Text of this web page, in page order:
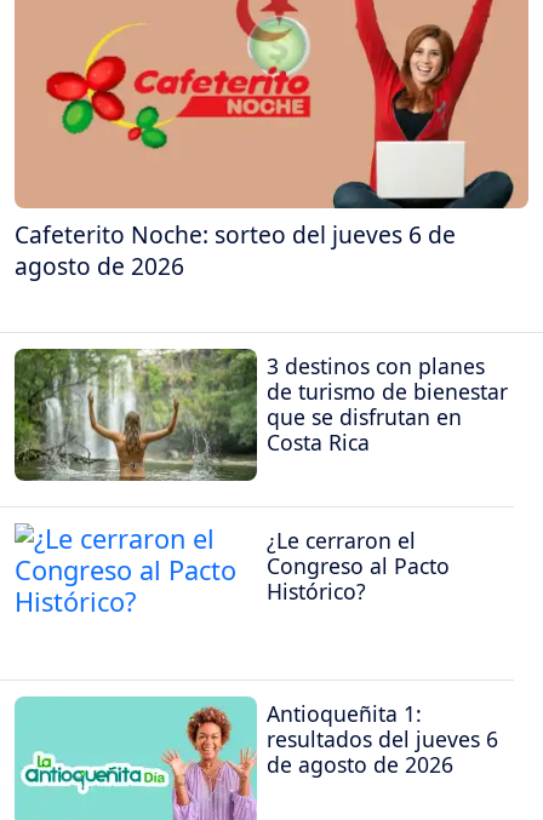
Cafeterito Noche: sorteo del jueves 6 de
agosto de 2026
3 destinos con planes
de turismo de bienestar
que se disfrutan en
Costa Rica
¿Le cerraron el
Congreso al Pacto
Histórico?
Antioqueñita 1:
resultados del jueves 6
de agosto de 2026